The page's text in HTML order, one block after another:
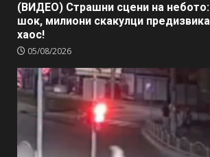
(ВИДЕО) Страшни сцени на небото:
шок, милиони скакулци
хаос!
05/08/2026